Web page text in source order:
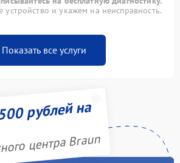
и укажем на неисправность.
Показать все услуги
рублей на
центра Braun